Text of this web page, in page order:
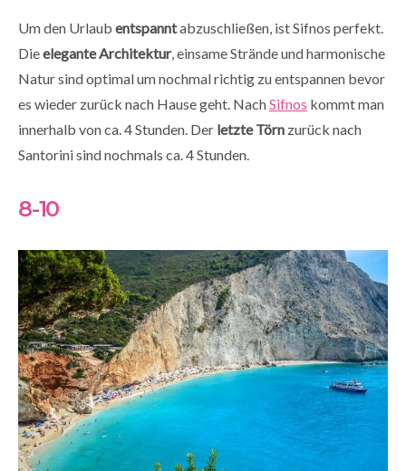
Um den Urlaub entspanntabzuschließen, ist Sifnos perfekt.
Dieelegante Architektur, einsame Strände und harmonische
Natur sind optimal um nochmal richtig zu entspannen bevor
es wieder zurück nach Hause geht. NachSifnos kommt man
innerhalb von ca. 4 Stunden. Der letzte Törn zurück nach
Santorini sind nochmals ca. 4 Stunden.
8-10